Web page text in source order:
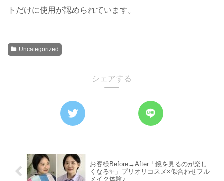
トだけに使用が認められています。
Uncategorized
シェアする
お客様Before→After「鏡を見るのが楽し
くなる✨」プリオリコスメ×似合わせフル
メイク体験♪